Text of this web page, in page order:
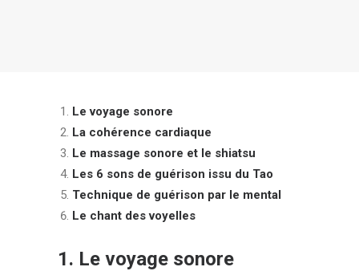
Le voyage sonore
La cohérence cardiaque
Le massage sonore et le shiatsu
Les 6 sons de guérison issu du Tao
Technique de guérison par le mental
Le chant des voyelles
1. Le voyage sonore